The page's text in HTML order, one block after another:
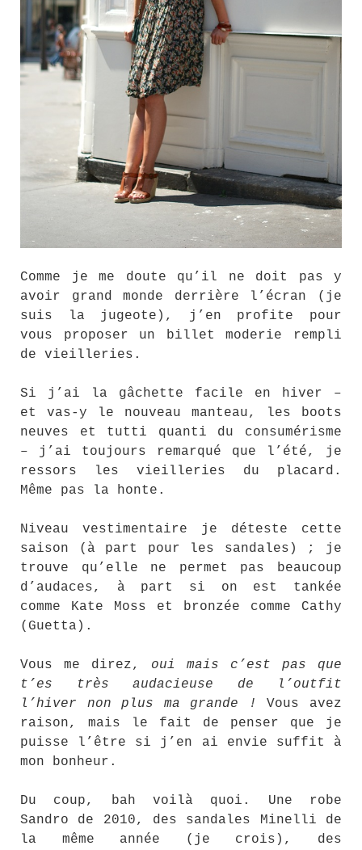
Comme je me doute qu’il ne doit pas y
avoir grand monde derrière l’écran (je
suis la jugeote), j’en profite pour
vous proposer un billet moderie rempli
de vieilleries.
Si j’ai la gâchette facile en hiver –
et vas-y le nouveau manteau, les boots
neuves et tutti quanti du consumérisme
– j’ai toujours remarqué que l’été, je
ressors les vieilleries du placard.
Même pas la honte.
Niveau vestimentaire je déteste cette
saison (à part pour les sandales) ; je
trouve qu’elle ne permet pas beaucoup
d’audaces, à part si on est tankée
comme Kate Moss et bronzée comme Cathy
(Guetta).
Vous me direz, oui mais c’est pas que
t’es très audacieuse de l’outfit
l’hiver non plus ma grande !
Vous avez
raison, mais le fait de penser que je
puisse l’être si j’en ai envie suffit à
mon bonheur.
Du coup, bah voilà quoi. Une robe
Sandro de 2010, des sandales Minelli de
la même année (je crois), des